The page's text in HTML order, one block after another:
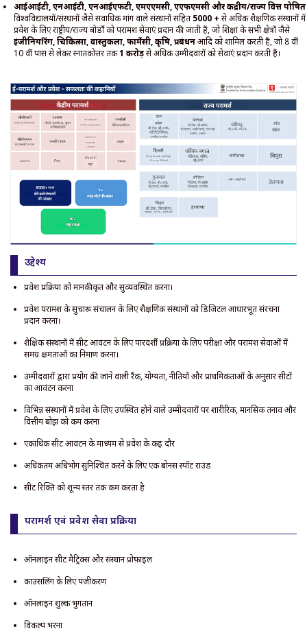
आईआईटी, एनआईटी, एनआईएफटी, एमएएमसी, एएफएमसी और केंद्रीय/राज्य वित्त पोषित
विश्वविद्यालयों/संस्थानों जैसे सर्वाधिक मांग वाले संस्थानों सहित5000 +से अधिक शैक्षणिक संस्थानों में
प्रवेश के लिए राष्ट्रीय/राज्य बोर्डों को परामर्श सेवाएं प्रदान की जाती हैं, जो शिक्षा के सभी क्षेत्रों जैसे
इंजीनियरिंग, चिकित्सा, वास्तुकला, फार्मेसी, कृषि, प्रबंधनआदि को शामिल करती हैं, जो 8 वीं
10 वीं पास से लेकर स्नातकोत्तर तक1 करोड़से अधिक उम्मीदवारों को सेवाएं प्रदान करती हैं।
उद्देश्य
प्रवेश प्रक्रिया को मानकीकृत और सुव्यवस्थित करना।
प्रवेश परामर्श के सुचारू संचालन के लिए शैक्षणिक संस्थानों को डिजिटल आधारभूत संरचना
प्रदान करना।
शैक्षिक संस्थानों में सीट आवंटन के लिए पारदर्शी प्रक्रिया के लिए परीक्षा और परामर्श सेवाओं में
समग्र क्षमताओं का निर्माण करना।
उम्मीदवारों द्वारा प्रयोग की जाने वाली रैंक, योग्यता, नीतियों और प्राथमिकताओं के अनुसार सीटों
का आवंटन करना
विभिन्न संस्थानों में प्रवेश के लिए उपस्थित होने वाले उम्मीदवारों पर शारीरिक, मानसिक तनाव और
वित्तीय बोझ को कम करना
एकाधिक सीट आवंटन के माध्यम से प्रवेश के कई दौर
अधिकतम अधिभोग सुनिश्चित करने के लिए एक बोनस स्पॉट राउंड
सीट रिक्ति को शून्य स्तर तक कम करता है
परामर्श एवं प्रवेश सेवा प्रक्रिया
ऑनलाइन सीट मैट्रिक्स और संस्थान प्रोफ़ाइल
काउंसलिंग के लिए पंजीकरण
ऑनलाइन शुल्क भुगतान
विकल्प भरना